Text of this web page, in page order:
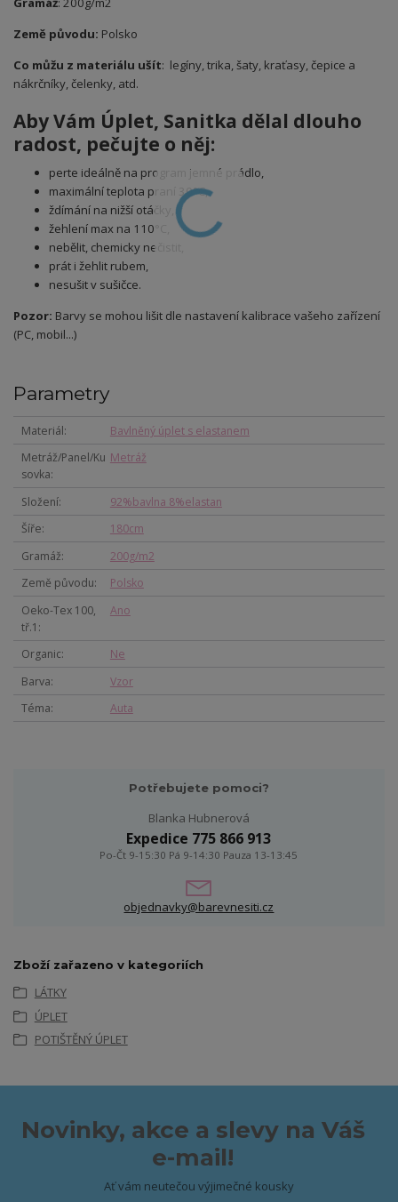
Země původu: Polsko
Co můžu z materiálu ušít: legíny, trika, šaty, kraťasy, čepice a
nákrčníky, čelenky, atd.
Aby Vám Úplet, Sanitka dělal dlouho
radost, pečujte o něj:
perte ideálně na program jemné prádlo,
maximální teplota praní 30°C,
ždímání na nižší otáčky,
žehlení max na 110°C,
nebělit, chemicky nečistit,
prát i žehlit rubem,
nesušit v sušičce.
Pozor: Barvy se mohou lišit dle nastavení kalibrace vašeho zařízení
(PC, mobil...)
Parametry
Materiál
Bavlněný úplet s elastanem
Metráž/Panel/Ku
sovka
Metráž
Složení
92%bavlna 8%elastan
Šíře
180cm
Gramáž
200g/m2
Země původu
Polsko
Oeko-Tex 100,
tř.1
Ano
Organic
Ne
Barva
Vzor
Téma
Auta
Potřebujete pomoci?
Blanka Hubnerová
Expedice 775 866 913
Po-Čt 9-15:30 Pá 9-14:30 Pauza 13-13:45
objednavky@barevnesiti.cz
Zboží zařazeno v kategoriích
LÁTKY
ÚPLET
POTIŠTĚNÝ ÚPLET
Novinky, akce a slevy na Váš
e-mail!
Ať vám neutečou výjimečné kousky